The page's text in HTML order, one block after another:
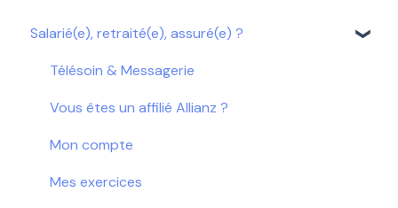
Salarié(e), retraité(e), assuré(e) ?
Télésoin & Messagerie
Vous êtes un affilié Allianz ?
Mon compte
Mes exercices